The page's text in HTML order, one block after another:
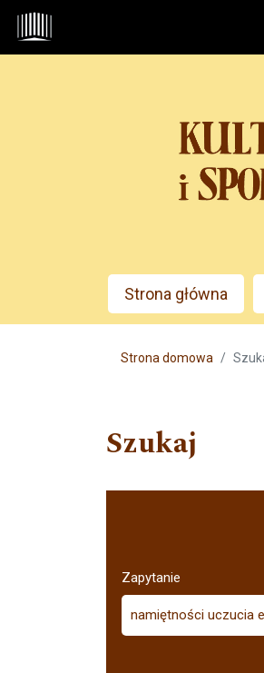
Przejdź do głównego menu
Przejdź do sekcji głównej
Przejdź do stopki
Admin menu
Main menu
Strona główna
Strona domowa
Szukaj
Zapytanie